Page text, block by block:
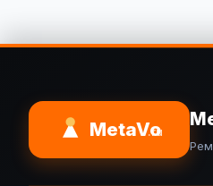
MetaVo
.ru